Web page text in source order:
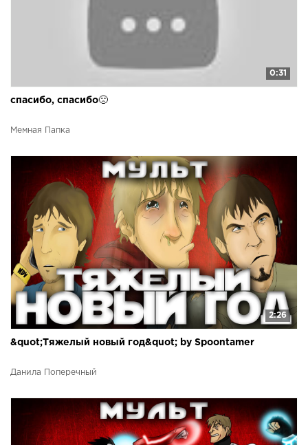
0:31
спасибо, спасибо🙁
Мемная Папка
2:26
&quot;Тяжелый новый год&quot; by Spoontamer
Данила Поперечный